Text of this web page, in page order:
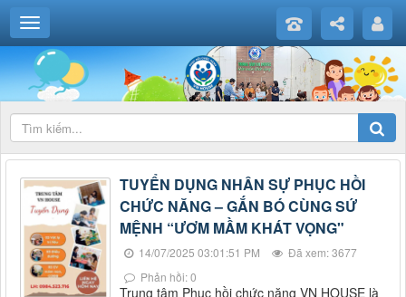
TUYỂN DỤNG NHÂN SỰ PHỤC HỒI
CHỨC NĂNG – GẮN BÓ CÙNG SỨ
MỆNH “ƯƠM MẦM KHÁT VỌNG"
14/07/2025 03:01:51 PM
Đã xem: 3677
Phản hồi: 0
Trung tâm Phục hồi chức năng VN HOUSE là